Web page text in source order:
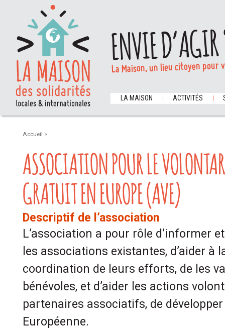
ENVIE
La Maison, un lieu citoyen
LA MAISON ACTIVITÉS
Accueil >
ASSOCIATION POUR LE
GRATUIT EN EUROPE (AVE)
Descriptif de l’association
L’association a pour rôle d’informer
les associations existantes, d’aider à
coordination de leurs efforts, de les
bénévoles, et d’aider les actions
partenaires associatifs, de développer
Européenne.